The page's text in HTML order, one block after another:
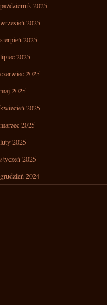
październik 2025
wrzesień 2025
sierpień 2025
lipiec 2025
czerwiec 2025
maj 2025
kwiecień 2025
marzec 2025
luty 2025
styczeń 2025
grudzień 2024